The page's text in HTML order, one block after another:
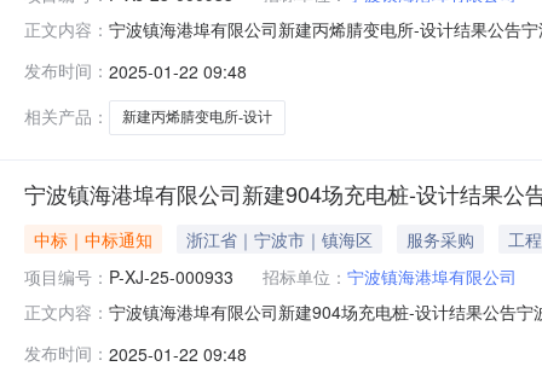
正文内容： 宁波镇海港埠有限公司新建丙烯腈变电所-设计结果公告
七、询价类型：询价八、公告日期：2025-01-22九、采
发布时间： 2025-01-22 09:48
相关产品：
新建丙烯腈变电所-设计
宁波镇海港埠有限公司新建904场充电桩-设计结果公
中标｜中标通知 浙江省｜宁波市｜镇海区 服务采购
工程
项目编号： P-XJ-25-000933 招标单位： 宁波镇海港埠有限公司
正文内容： 宁波镇海港埠有限公司新建904场充电桩-设计结果公告
七、询价类型：询价八、公告日期：2025-01-22九、采
发布时间： 2025-01-22 09:48